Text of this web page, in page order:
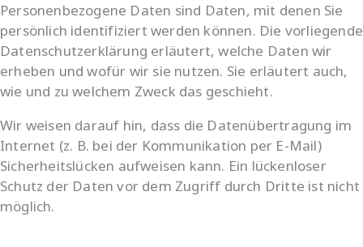
Personenbezogene Daten sind Daten, mit denen Sie
persönlich identifiziert werden können. Die vorliegende
Datenschutzerklärung erläutert, welche Daten wir
erheben und wofür wir sie nutzen. Sie erläutert auch,
wie und zu welchem Zweck das geschieht.
Wir weisen darauf hin, dass die Datenübertragung im
Internet (z. B. bei der Kommunikation per E-Mail)
Sicherheitslücken aufweisen kann. Ein lückenloser
Schutz der Daten vor dem Zugriff durch Dritte ist nicht
möglich.